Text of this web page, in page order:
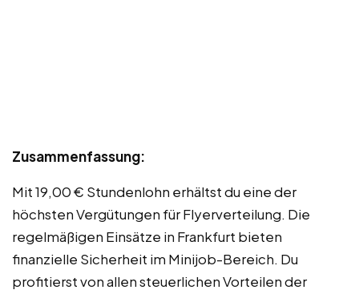
Zusammenfassung:
Mit 19,00 € Stundenlohn erhältst du eine der
höchsten Vergütungen für Flyerverteilung. Die
regelmäßigen Einsätze in Frankfurt bieten
finanzielle Sicherheit im Minijob-Bereich. Du
profitierst von allen steuerlichen Vorteilen der